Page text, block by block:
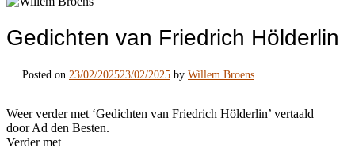
Gedichten van Friedrich Hölderlin
Posted on 23/02/202523/02/2025 by Willem Broens
Weer verder met ‘Gedichten van Friedrich Hölderlin’ vertaald
door Ad den Besten.
Verder met